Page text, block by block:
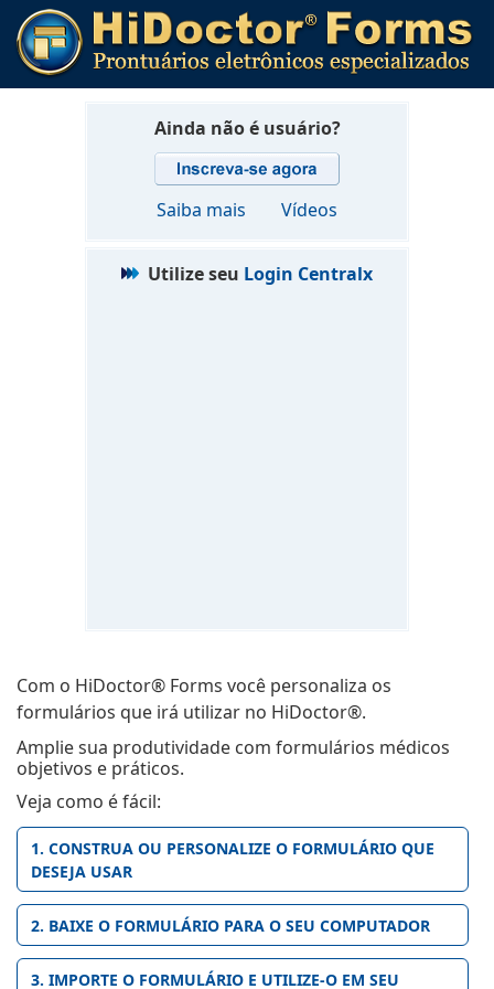
Com o HiDoctor® Forms você personaliza os
formulários que irá utilizar no HiDoctor®.
Amplie sua produtividade com formulários médicos
objetivos e práticos.
Veja como é fácil:
1. CONSTRUA OU PERSONALIZE O FORMULÁRIO QUE
DESEJA USAR
2. BAIXE O FORMULÁRIO PARA O SEU COMPUTADOR
3. IMPORTE O FORMULÁRIO E UTILIZE-O EM SEU
Ainda não é usuário?
Saiba mais Vídeos
Utilize seu Login Centralx